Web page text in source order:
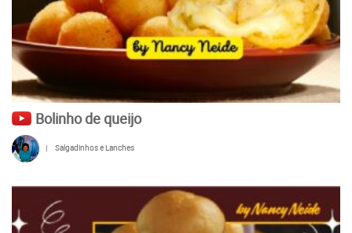
Bolinho de queijo
| Salgadinhos e Lanches